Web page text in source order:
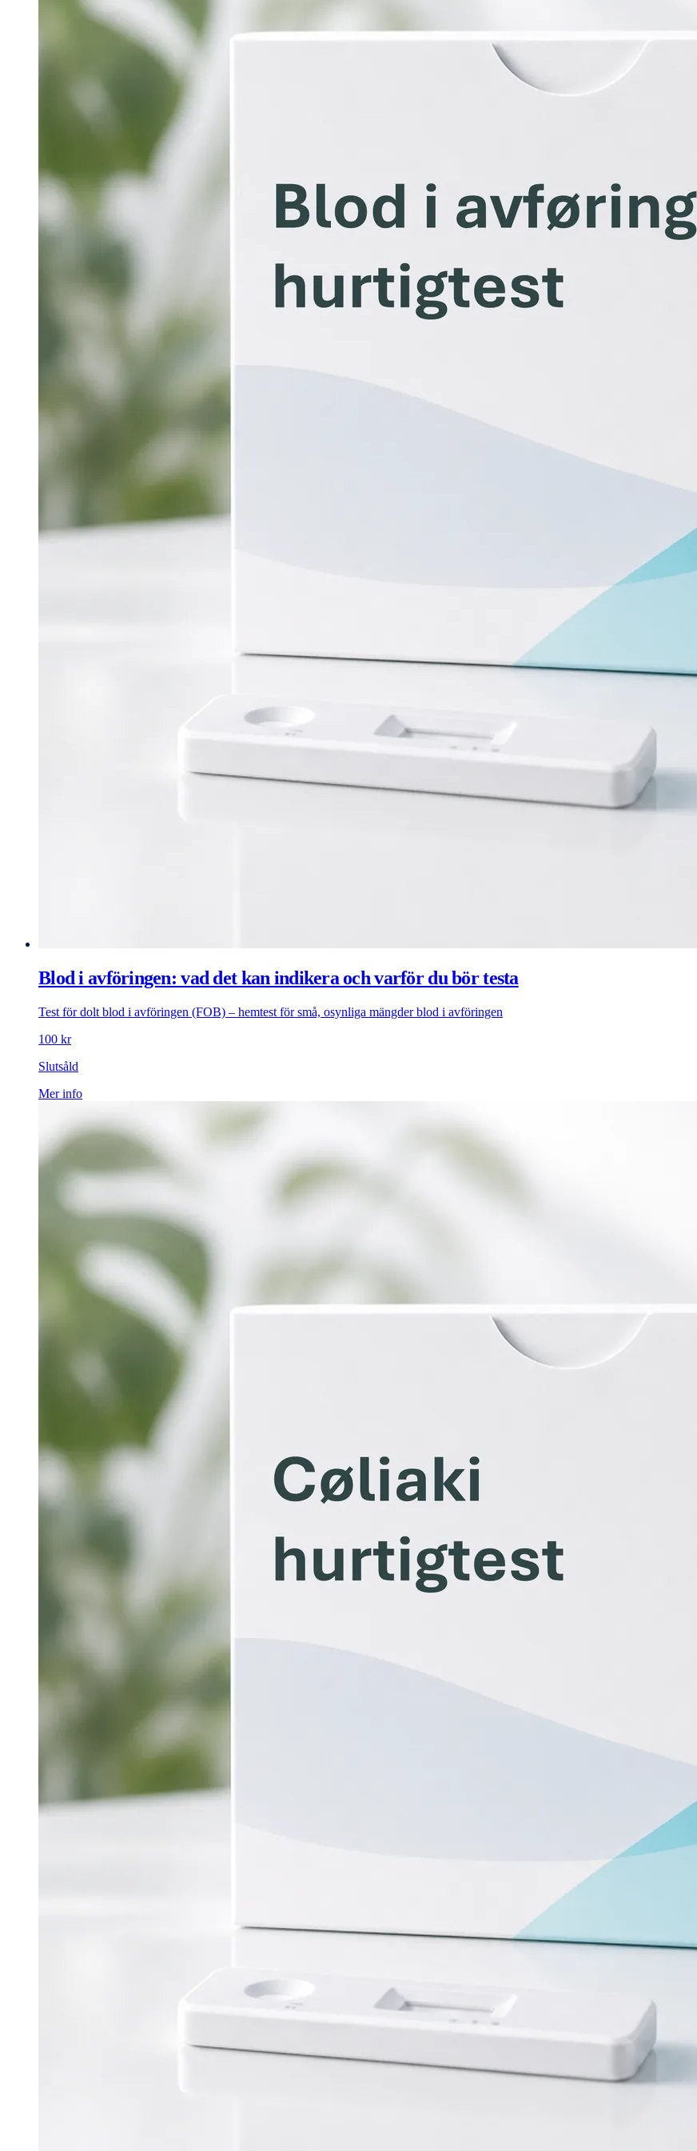
Blod i avföringen: vad det kan indikera och varför du bör testa
Test för dolt blod i avföringen (FOB) – hemtest för små, osynliga mängder blod i avföringen
100 kr
Slutsåld
Mer info